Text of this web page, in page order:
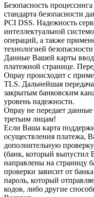
Безопасность
стандарта безопасности
PCI DSS. Надежность
интеллектуальной
операций, а также
технологией
Данные Вашей карты
платежной странице.
Onpay происходит с
TLS. Дальнейшая
закрытым банковским
уровень надежности.
Onpay не передает
третьим лицам!
Если Ваша карта
осуществления платежа,
дополнительную
(банк, который выпустил
направлены на страницу
проверки зависит от
пароль, который
кодов, либо другие